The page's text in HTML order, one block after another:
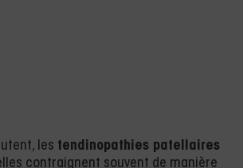
les tendinopathies patellaires
contraignent souvent de manière